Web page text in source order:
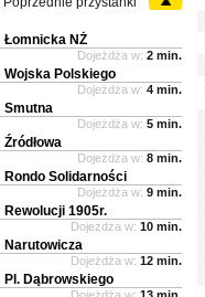
Łomnicka NŻ
Dojeżdża w: 2 min.
Wojska Polskiego
Dojeżdża w: 4 min.
Smutna
Dojeżdża w: 5 min.
Źródłowa
Dojeżdża w: 8 min.
Rondo Solidarności
Dojeżdża w: 9 min.
Rewolucji 1905r.
Dojeżdża w: 10 min.
Narutowicza
Dojeżdża w: 12 min.
Pl. Dąbrowskiego